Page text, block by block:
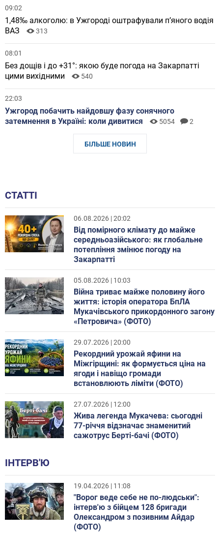
09:02
1,48‰ алкоголю: в Ужгороді оштрафували пʼяного водія
ВАЗ
313
08:01
Без дощів і до +31°: якою буде погода на Закарпатті
цими вихідними
540
22:03
Ужгород побачить найдовшу фазу сонячного
затемнення в Україні: коли дивитися
5054 2
БІЛЬШЕ НОВИН
СТАТТІ
06.08.2026 | 20:02
Від помірного клімату до майже
середньоазійського: як глобальне
потепління змінює погоду на
Закарпатті
05.08.2026 | 10:03
Війна триває майже половину його
життя: історія оператора БпЛА
Мукачівського прикордонного загону
«Петровича» (ФОТО)
29.07.2026 | 20:00
Рекордний урожай яфини на
Міжгірщині: як формується ціна на
ягоди і навіщо громади
встановлюють ліміти (ФОТО)
27.07.2026 | 12:00
Жива легенда Мукачева: сьогодні
77-річчя відзначає знаменитий
сажотрус Берті-бачі (ФОТО)
ІНТЕРВ'Ю
19.04.2026 | 11:08
"Ворог веде себе не по-людськи":
інтерв'ю з бійцем 128 бригади
Олександром з позивним Айдар
(ФОТО)